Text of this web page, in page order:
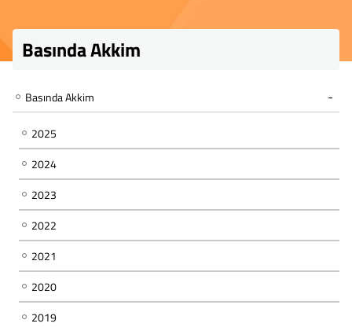
Basında Akkim
Basında Akkim
2025
2024
2023
2022
2021
2020
2019